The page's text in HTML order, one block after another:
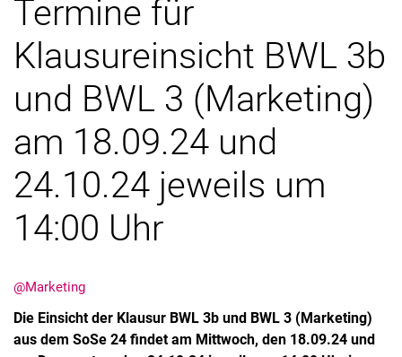
Mission
Termine für
Klausureinsicht BWL 3b
und BWL 3 (Marketing)
am 18.09.24 und
24.10.24 jeweils um
14:00 Uhr
@Marketing
Die Einsicht der Klausur BWL 3b und BWL 3 (Marketing)
aus dem SoSe 24 findet am Mittwoch, den 18.09.24 und